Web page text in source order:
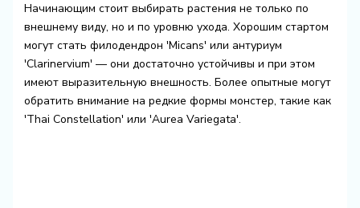
Начинающим стоит выбирать растения не только по
внешнему виду, но и по уровню ухода. Хорошим стартом
могут стать филодендрон 'Micans' или антуриум
'Clarinervium' — они достаточно устойчивы и при этом
имеют выразительную внешность. Более опытные могут
обратить внимание на редкие формы монстер, такие как
'Thai Constellation' или 'Aurea Variegata'.